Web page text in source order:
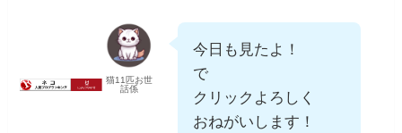
猫11匹お世
話係
今日も見たよ！
で
クリックよろしく
おねがいします！